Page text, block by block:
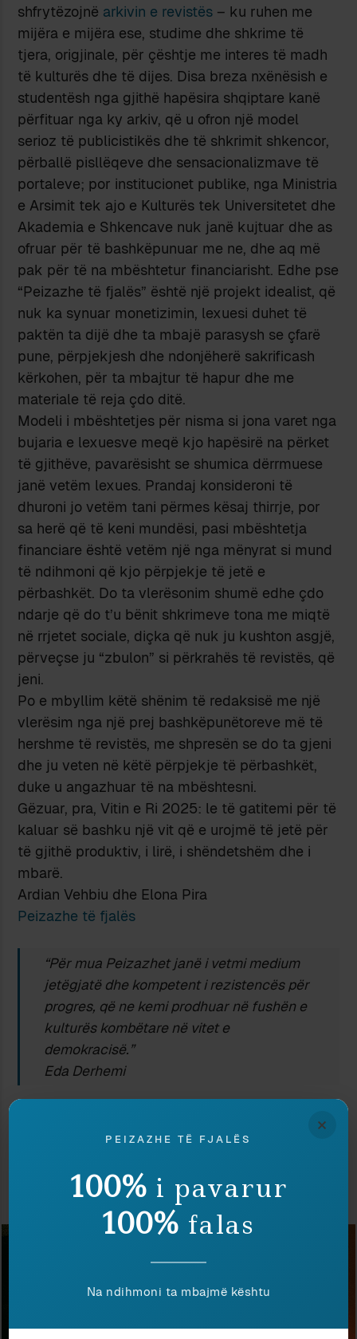
shfrytëzojnë arkivin e revistës – ku ruhen me
mijëra e mijëra ese, studime dhe shkrime të
tjera, origjinale, për çështje me interes të madh
të kulturës dhe të dijes. Disa breza nxënësish e
studentësh nga gjithë hapësira shqiptare kanë
përfituar nga ky arkiv, që u ofron një model
serioz të publicistikës dhe të shkrimit shkencor,
përballë pisllëqeve dhe sensacionalizmave të
portaleve; por institucionet publike, nga Ministria
e Arsimit tek ajo e Kulturës tek Universitetet dhe
Akademia e Shkencave nuk janë kujtuar dhe as
ofruar për të bashkëpunuar me ne, dhe aq më
pak për të na mbështetur financiarisht. Edhe pse
“Peizazhe të fjalës” është një projekt idealist, që
nuk ka synuar monetizimin, lexuesi duhet të
paktën ta dijë dhe ta mbajë parasysh se çfarë
pune, përpjekjesh dhe ndonjëherë sakrificash
kërkohen, për ta mbajtur të hapur dhe me
materiale të reja çdo ditë.
Modeli i mbështetjes për nisma si jona varet nga
bujaria e lexuesve meqë kjo hapësirë na përket
të gjithëve, pavarësisht se shumica dërrmuese
janë vetëm lexues. Prandaj konsideroni të
dhuroni jo vetëm tani përmes kësaj thirrje, por
sa herë që të keni mundësi, pasi mbështetja
financiare është vetëm një nga mënyrat si mund
të ndihmoni që kjo përpjekje të jetë e
përbashkët. Do ta vlerësonim shumë edhe çdo
ndarje që do t’u bënit shkrimeve tona me miqtë
në rrjetet sociale, diçka që nuk ju kushton asgjë,
përveçse ju “zbulon” si përkrahës të revistës, që
jeni.
Po e mbyllim këtë shënim të redaksisë me një
vlerësim nga një prej bashkëpunëtoreve më të
hershme të revistës, me shpresën se do ta gjeni
dhe ju veten në këtë përpjekje të përbashkët,
duke u angazhuar të na mbështesni.
Gëzuar, pra, Vitin e Ri 2025: le të gatitemi për të
kaluar së bashku një vit që e urojmë të jetë për
të gjithë produktiv, i lirë, i shëndetshëm dhe i
mbarë.
Ardian Vehbiu dhe Elona Pira
Peizazhe të fjalës
“Për mua Peizazhet janë i vetmi medium
jetëgjatë dhe kompetent i rezistencës për
progres, që ne kemi prodhuar në fushën e
kulturës kombëtare në vitet e
demokracisë.”
Eda Derhemi
Shkrime të zgjedhura nga ky vit
×
PEIZAZHE TË FJALËS
100% i pavarur
100% falas
Na ndihmoni ta mbajmë kështu